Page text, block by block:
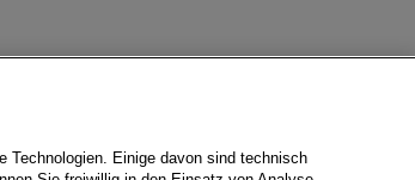
Technologien. Einige davon sind technisch